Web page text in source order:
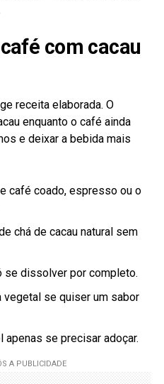
com cacau
receita elaborada. O
enquanto o café ainda
e deixar a bebida mais
café coado, espresso ou o
chá de cacau natural sem
se dissolver por completo.
vegetal se quiser um sabor
apenas se precisar adoçar.